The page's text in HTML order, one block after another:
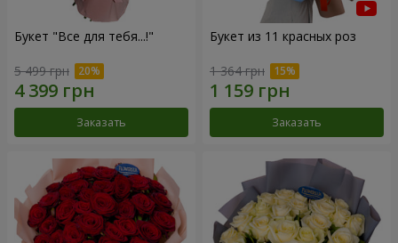
Букет "Все для тебя...!"
5 499 грн
Заказать
Букет из 11 красных роз
1 364 грн
Заказать